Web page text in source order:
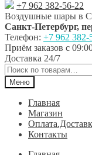
+7 962 382-56-22
Воздушные шары в
Санкт-Петербург,
Телефон: +7 962 382-
Приём заказов с
Доставка 24/7
Искать:
Меню
Главная
Магазин
Контакты